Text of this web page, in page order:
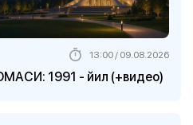
1991 - йил (+видео)
13:00 / 09.08.2026